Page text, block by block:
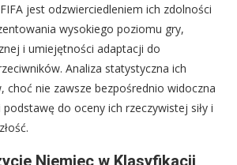
jest odzwierciedleniem ich zdolności
wysokiego poziomu gry,
i umiejętności adaptacji do
Analiza statystyczna ich
choć nie zawsze bezpośrednio widoczna
do oceny ich rzeczywistej siły i
Niemiec w Klasyfikacji